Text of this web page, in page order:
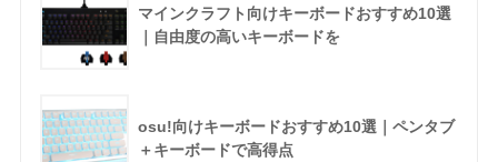
マインクラフト向けキーボードおすすめ10選
｜自由度の高いキーボードを
osu!向けキーボードおすすめ10選｜ペンタブ
＋キーボードで高得点